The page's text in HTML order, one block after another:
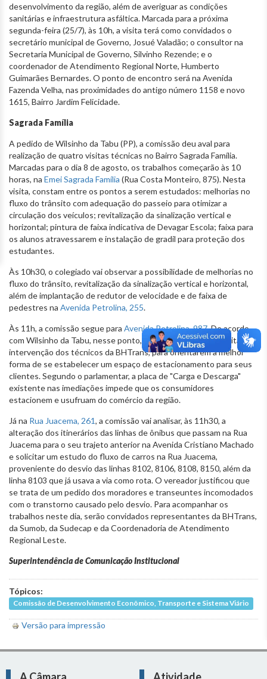
desenvolvimento da região, além de averiguar as condições
sanitárias e infraestrutura asfáltica. Marcada para a próxima
segunda-feira (25/7), às 10h, a visita terá como convidados o
secretário municipal de Governo, Josué Valadão; o consultor na
Secretaria Municipal de Governo, Silvinho Rezende; e o
coordenador de Atendimento Regional Norte, Humberto
Guimarães Bernardes. O ponto de encontro será na Avenida
Fazenda Velha, nas proximidades do antigo número 1158 e novo
1615, Bairro Jardim Felicidade.
Sagrada Família
A pedido de Wilsinho da Tabu (PP), a comissão deu aval para
realização de quatro visitas técnicas no Bairro Sagrada Família.
Marcadas para o dia 8 de agosto, os trabalhos começarão às 10
horas, na Emei Sagrada Família (Rua Costa Monteiro, 875). Nesta
visita, constam entre os pontos a serem estudados: melhorias no
fluxo do trânsito com adequação do passeio para otimizar a
circulação dos veículos; revitalização da sinalização vertical e
horizontal; pintura de faixa indicativa de Devagar Escola; faixa para
os alunos atravessarem e instalação de gradil para proteção dos
estudantes.
Às 10h30, o colegiado vai observar a possibilidade de melhorias no
fluxo do trânsito, revitalização da sinalização vertical e horizontal,
além de implantação de redutor de velocidade e de faixa de
pedestres na Avenida Petrolina, 255.
Às 11h, a comissão segue para Avenida Petrolina, 987. De acordo
com Wilsinho da Tabu, nesse ponto, o comércio local necessita da
intervenção dos técnicos da BHTrans, para orientarem a melhor
forma de se estabelecer um espaço de estacionamento para seus
clientes. Segundo o parlamentar, a placa de "Carga e Descarga"
existente nas imediações impede que os consumidores
estacionem e usufruam do comércio da região.
Já na Rua Juacema, 261, a comissão vai analisar, às 11h30, a
alteração dos itinerários das linhas de ônibus que passam na Rua
Juacema para o seu trajeto anterior na Avenida Cristiano Machado
e solicitar um estudo do fluxo de carros na Rua Juacema,
proveniente do desvio das linhas 8102, 8106, 8108, 8150, além da
linha 8103 que já usava a via como rota. O vereador justificou que
se trata de um pedido dos moradores e transeuntes incomodados
com o transtorno causado pelo desvio. Para acompanhar os
trabalhos neste dia, serão convidados representantes da BHTrans,
da Sumob, da Sudecap e da Coordenadoria de Atendimento
Regional Leste.
Superintendência de Comunicação Institucional
Tópicos:
Comissão de Desenvolvimento Econômico, Transporte e Sistema Viário
Versão para impressão